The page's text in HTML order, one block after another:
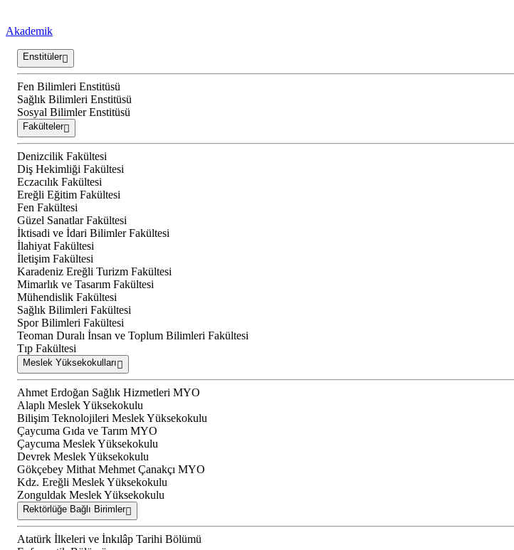
Akademik
Enstitüler
Fen Bilimleri Enstitüsü
Sağlık Bilimleri Enstitüsü
Sosyal Bilimler Enstitüsü
Fakülteler
Denizcilik Fakültesi
Diş Hekimliği Fakültesi
Eczacılık Fakültesi
Ereğli Eğitim Fakültesi
Fen Fakültesi
Güzel Sanatlar Fakültesi
İktisadi ve İdari Bilimler Fakültesi
İlahiyat Fakültesi
İletişim Fakültesi
Karadeniz Ereğli Turizm Fakültesi
Mimarlık ve Tasarım Fakültesi
Mühendislik Fakültesi
Sağlık Bilimleri Fakültesi
Spor Bilimleri Fakültesi
Teoman Duralı İnsan ve Toplum Bilimleri Fakültesi
Tıp Fakültesi
Meslek Yüksekokulları
Ahmet Erdoğan Sağlık Hizmetleri MYO
Alaplı Meslek Yüksekokulu
Bilişim Teknolojileri Meslek Yüksekokulu
Çaycuma Gıda ve Tarım MYO
Çaycuma Meslek Yüksekokulu
Devrek Meslek Yüksekokulu
Gökçebey Mithat Mehmet Çanakçı MYO
Kdz. Ereğli Meslek Yüksekokulu
Zonguldak Meslek Yüksekokulu
Rektörlüğe Bağlı Birimler
Atatürk İlkeleri ve İnkılâp Tarihi Bölümü